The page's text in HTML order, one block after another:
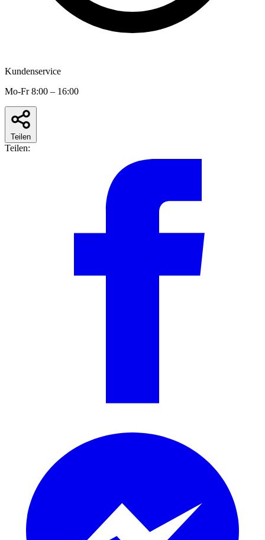
Kundenservice
Mo-Fr 8:00 – 16:00
Teilen
Teilen: